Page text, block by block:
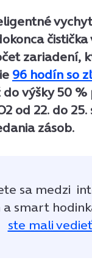
zariadení,
96 hodín so
do výšky 50
od 22. do
zásob.
sa medzi
smart
ste mali vedieť